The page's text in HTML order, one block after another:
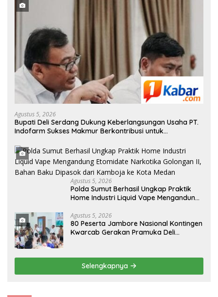
Agustus 5, 2026
Bupati Deli Serdang Dukung Keberlangsungan Usaha PT.
Indofarm Sukses Makmur Berkontribusi untuk
Agustus 5, 2026
Polda Sumut Berhasil Ungkap Praktik
Home Industri Liquid Vape Mengandung
Baku Dipasok dari Kamboja ke Kota
Medan
Agustus 5, 2026
80 Peserta Jambore Nasional Kontingen
Kwarcab Gerakan Pramuka Deli
Kuliah”
Selengkapnya